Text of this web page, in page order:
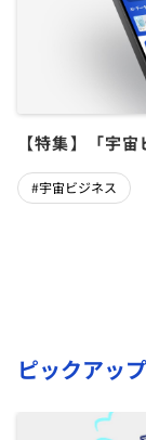
【特集】「宇
#宇宙ビジネス
ピックアッ